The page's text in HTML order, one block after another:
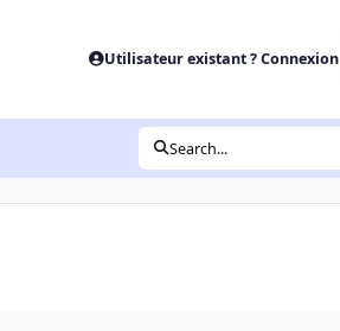
Utilisateur existant ? Connexion
Search...